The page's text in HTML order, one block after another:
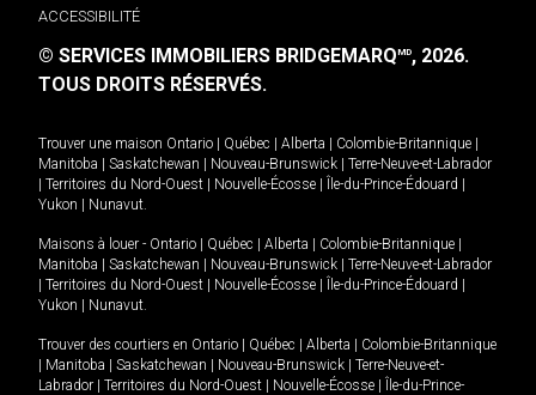
ACCESSIBILITÉ
© SERVICES IMMOBILIERS BRIDGEMARQMD, 2026.
TOUS DROITS RÉSERVÉS.
Trouver une maison Ontario Québec Alberta Colombie-Britannique
Manitoba
Saskatchewan Nouveau-Brunswick
Terre-Neuve-et-Labrador
Territoires du Nord-Ouest Nouvelle-Écosse Île-du-Prince-Édouard
Yukon
Nunavut.
Maisons à louer - Ontario Québec Alberta Colombie-Britannique
Manitoba
Saskatchewan Nouveau-Brunswick
Terre-Neuve-et-Labrador
Territoires du Nord-Ouest Nouvelle-Écosse Île-du-Prince-Édouard
Yukon
Nunavut.
Trouver des courtiers en Ontario Québec Alberta
Colombie-Britannique
Manitoba Saskatchewan Nouveau-Brunswick
Terre-Neuve-et-
Labrador
Territoires du Nord-Ouest Nouvelle-Écosse
Île-du-Prince-